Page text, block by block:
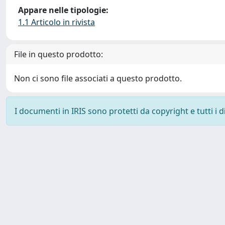
Appare nelle tipologie:
1.1 Articolo in rivista
File in questo prodotto:
Non ci sono file associati a questo prodotto.
I documenti in IRIS sono protetti da copyright e tutti i